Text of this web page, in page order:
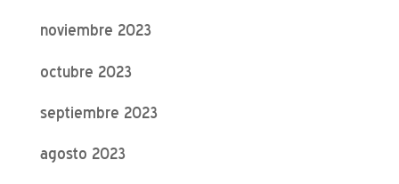
noviembre 2023
octubre 2023
septiembre 2023
agosto 2023